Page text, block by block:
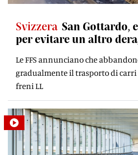
Svizzera San Gottardo,
per evitare un altro
Le FFS annunciano che
gradualmente il trasporto di carri
freni LL